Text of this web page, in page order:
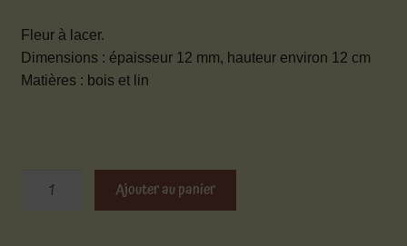
Fleur à lacer.
Dimensions : épaisseur 12 mm, hauteur environ 12 cm
Matières : bois et lin
Ajouter au panier